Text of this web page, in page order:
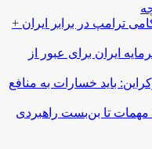
ترامپ در برابر ایران +
ایران برای عبور از
باید خسارات به منافع
مهمات تا بن‌بست راهبردی